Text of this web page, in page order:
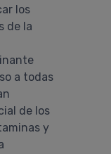
los
de la
a todas
de los
y